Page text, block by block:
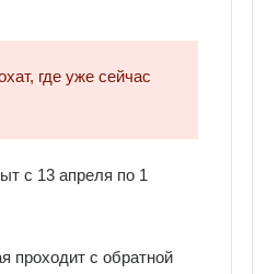
где уже сейчас
с 13 апреля по 1
проходит с обратной